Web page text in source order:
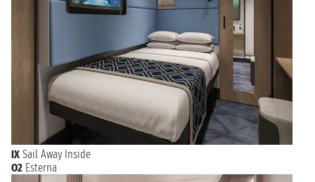
IX Sail Away Inside
O2 Esterna